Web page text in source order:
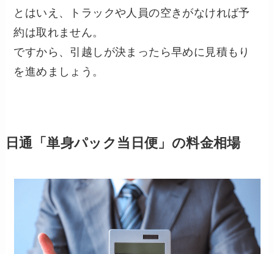
とはいえ、トラックや人員の空きがなければ予
約は取れません。
ですから、引越しが決まったら早めに見積もり
を進めましょう。
日通「単身パック当日便」の料金相場